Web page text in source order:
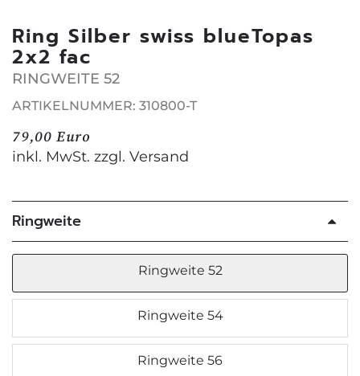
Ring Silber swiss blueTopas
2x2 fac
RINGWEITE 52
ARTIKELNUMMER: 310800-T
79,00 Euro
inkl. MwSt. zzgl. Versand
Ringweite
Ringweite 52
Ringweite 54
Ringweite 56